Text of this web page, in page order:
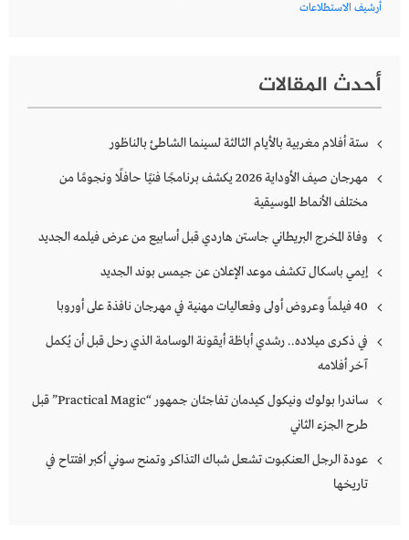
أرشيف الاستطلاعات
أحدث المقالات
ستة أفلام مغربية بالأيام الثالثة لسينما الشاطئ بالناظور
مهرجان صيف الأوداية 2026 يكشف برنامجًا فنيًا حافلًا ونجومًا من
مختلف الأنماط الموسيقية
وفاة المخرج البريطاني جاستن هاردي قبل أسابيع من عرض فيلمه الجديد
إيمي باسكال تكشف موعد الإعلان عن جيمس بوند الجديد
40 فيلماً وعروض أولى وفعاليات مهنية في مهرجان نافذة على أوروبا
في ذكرى ميلاده.. رشدي أباظة أيقونة الوسامة الذي رحل قبل أن يُكمل
آخر أفلامه
ساندرا بولوك ونيكول كيدمان تفاجئان جمهور “Practical Magic” قبل
طرح الجزء الثاني
عودة الرجل العنكبوت تشعل شباك التذاكر وتمنح سوني أكبر افتتاح في
تاريخها